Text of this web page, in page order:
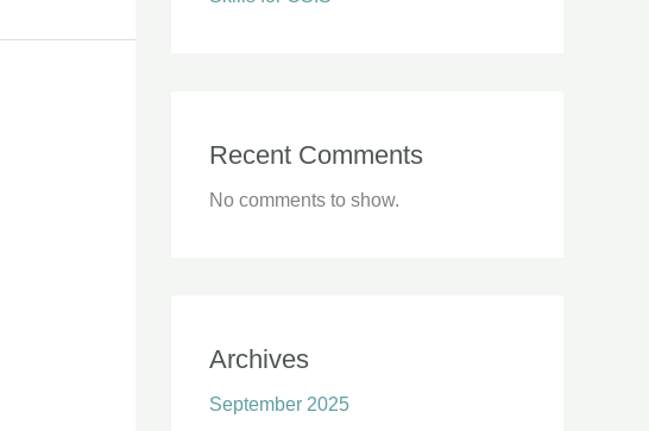
Recent Comments
No comments to show.
Archives
September 2025